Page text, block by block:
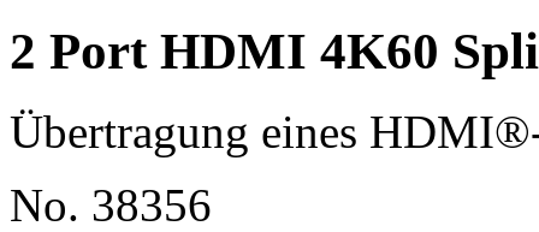
2 Port HDMI 4K60
Übertragung eines
No. 38356